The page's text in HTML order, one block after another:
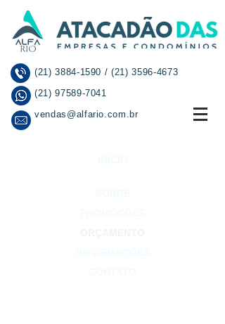
(21) 3884-1590 /(21) 3596-4673
(21) 97589-7041
vendas@alfario.com.br